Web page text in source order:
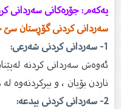
یەکەم: جۆرەکانی سەردانی
سەردانی کردنی گۆڕستان سێ
ئەوەش سەردانی کردنە
ناردن بۆیان ، و بیرکردنەوە لە